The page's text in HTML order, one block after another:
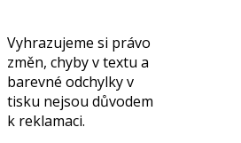
Vyhrazujeme si právo
změn, chyby v textu a
barevné odchylky v
tisku nejsou důvodem
k reklamaci.